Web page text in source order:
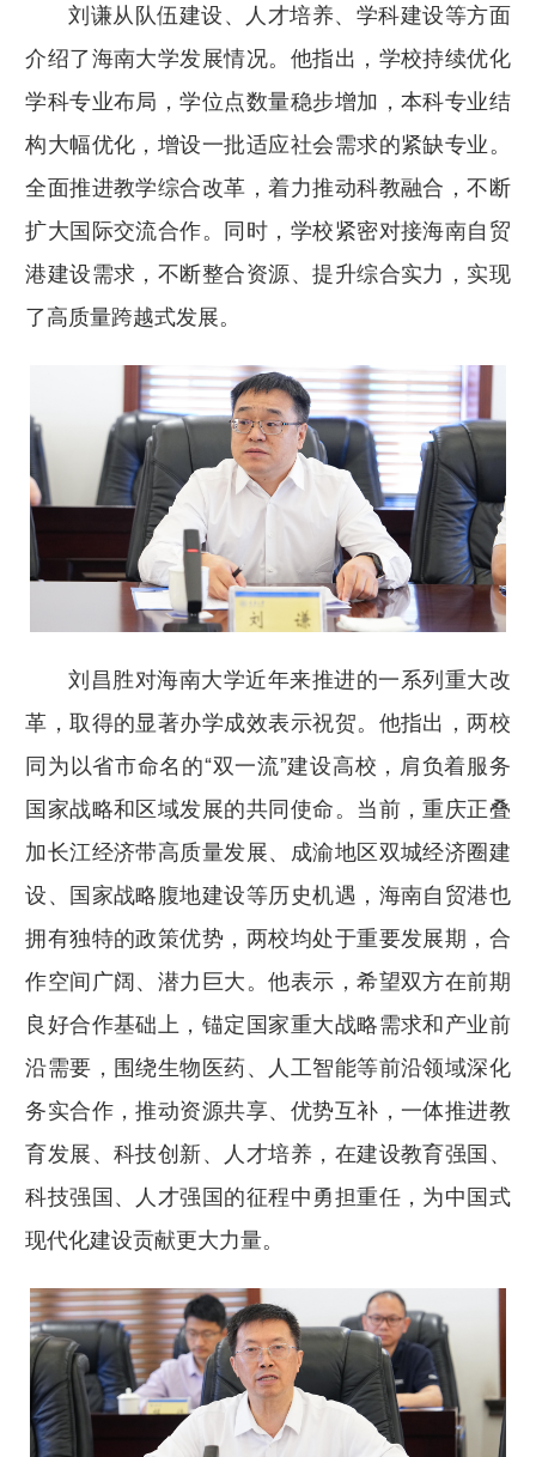
刘谦从队伍建设、人才培养、学科建设等方面
介绍了海南大学发展情况。他指出，学校持续优化
学科专业布局，学位点数量稳步增加，本科专业结
构大幅优化，增设一批适应社会需求的紧缺专业。
全面推进教学综合改革，着力推动科教融合，不断
扩大国际交流合作。同时，学校紧密对接海南自贸
港建设需求，不断整合资源、提升综合实力，实现
了高质量跨越式发展。
刘昌胜对海南大学近年来推进的一系列重大改
革，取得的显著办学成效表示祝贺。他指出，两校
同为以省市命名的“双一流”建设高校，肩负着服务
国家战略和区域发展的共同使命。当前，重庆正叠
加长江经济带高质量发展、成渝地区双城经济圈建
设、国家战略腹地建设等历史机遇，海南自贸港也
拥有独特的政策优势，两校均处于重要发展期，合
作空间广阔、潜力巨大。他表示，希望双方在前期
良好合作基础上，锚定国家重大战略需求和产业前
沿需要，围绕生物医药、人工智能等前沿领域深化
务实合作，推动资源共享、优势互补，一体推进教
育发展、科技创新、人才培养，在建设教育强国、
科技强国、人才强国的征程中勇担重任，为中国式
现代化建设贡献更大力量。